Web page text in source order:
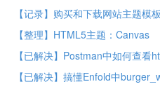
【记录】购买和下载网站主题模
【整理】HTML5主题：Canvas
【已解决】Postman中如何查看